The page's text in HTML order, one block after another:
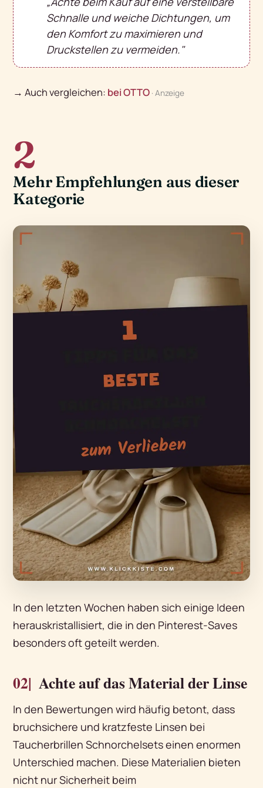
Schnalle und weiche Dichtungen, um
den Komfort zu maximieren und
Druckstellen zu vermeiden."
→ Auch vergleichen: bei OTTO · Anzeige
2
Mehr Empfehlungen aus dieser
Kategorie
In den letzten Wochen haben sich einige Ideen
herauskristallisiert, die in den Pinterest-Saves
besonders oft geteilt werden.
02| Achte auf das Material der Linse
In den Bewertungen wird häufig betont, dass
bruchsichere und kratzfeste Linsen bei
Taucherbrillen Schnorchelsets einen enormen
Unterschied machen. Diese Materialien bieten
nicht nur Sicherheit beim